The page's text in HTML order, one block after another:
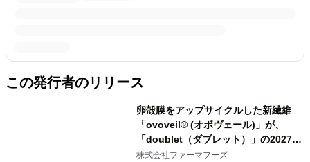
この発行者のリリース
卵殻膜をアップサイクルした新繊維
「ovoveil® (オボヴェール)」が、
「doublet（ダブレット）」の2027年
春夏コレクションに採用 「パリ メン
株式会社ファーマフーズ